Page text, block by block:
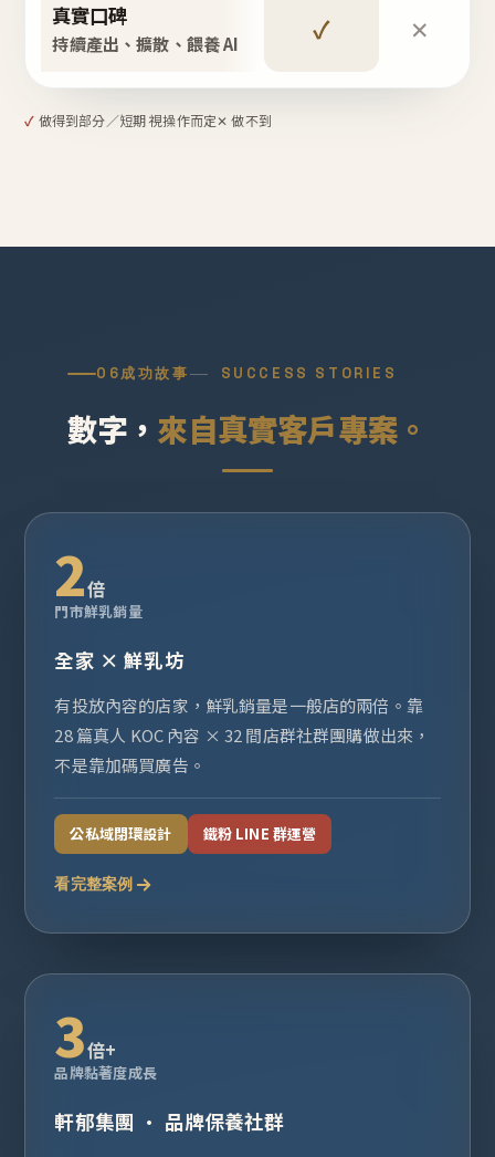
真實口碑
持續產出、擴散、餵養 AI ✓ ✕
✓ 做得到部分／短期 視操作而定✕ 做不到
06成功故事 SUCCESS STORIES
數字， 來自真實客戶專案。
2倍
門市鮮乳銷量
全家 × 鮮乳坊
有投放內容的店家，鮮乳銷量是一般店的兩倍。靠
28 篇真人 KOC 內容 × 32 間店群社群團購做出來，
不是靠加碼買廣告。
公私域閉環設計 鐵粉 LINE 群運營
看完整案例
3倍+
品牌黏著度成長
軒郁集團 · 品牌保養社群